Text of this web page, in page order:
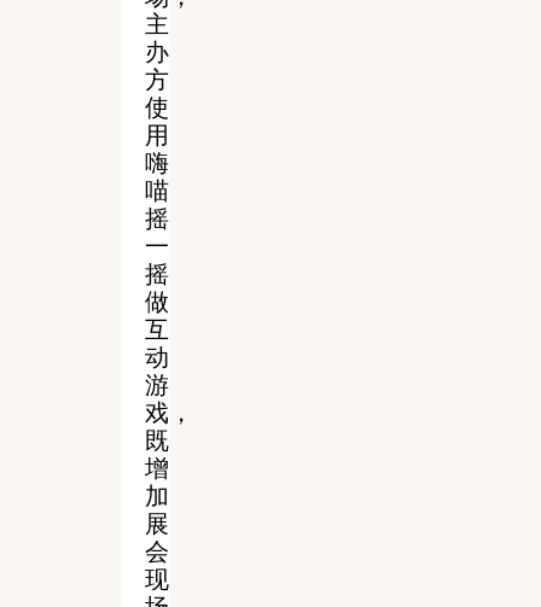
主
办
方
使
用
嗨
喵
摇
一
摇
做
互
动
游
戏，
既
增
加
展
会
现